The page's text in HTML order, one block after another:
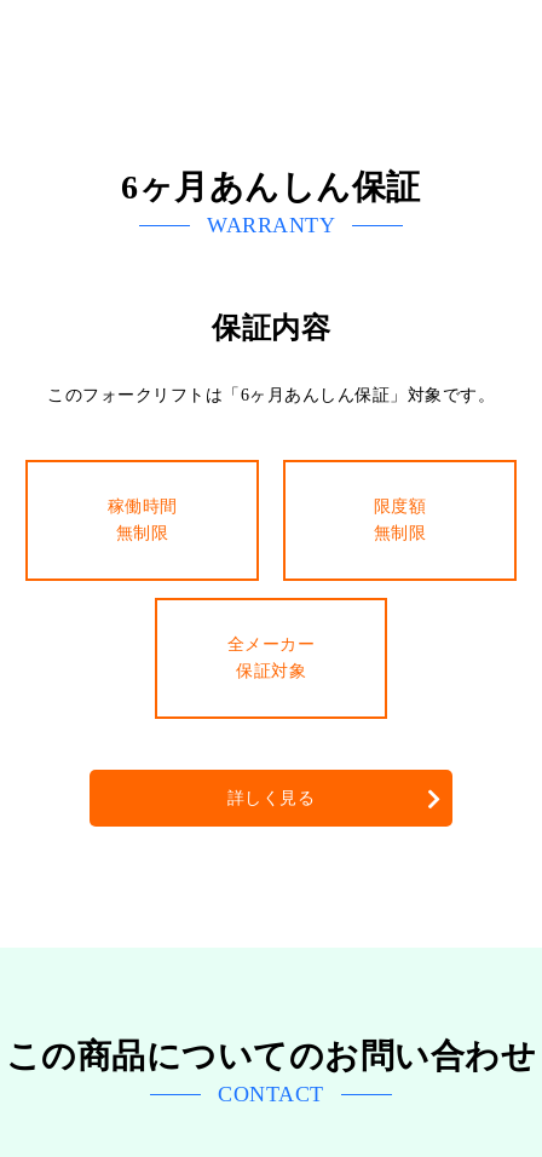
6ヶ月あんしん保証
WARRANTY
保証内容
このフォークリフトは「6ヶ月あんしん保証」対象です。
稼働時間
無制限
限度額
無制限
全メーカー
保証対象
詳しく見る
この商品についてのお問い合わせ
CONTACT